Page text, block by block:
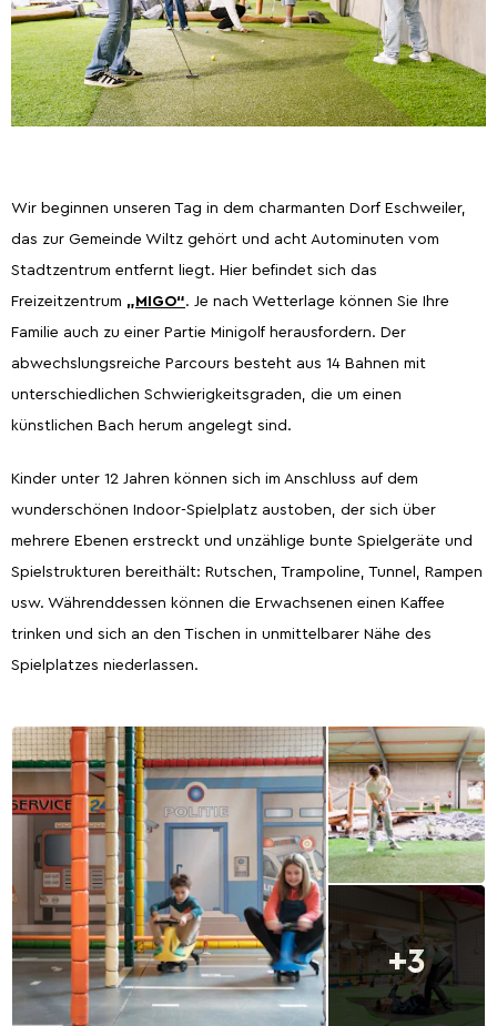
Wir beginnen unseren Tag in dem charmanten Dorf Eschweiler,
das zur Gemeinde Wiltz gehört und acht Autominuten vom
Stadtzentrum entfernt liegt. Hier befindet sich das
Freizeitzentrum „MIGO“. Je nach Wetterlage können Sie Ihre
Familie auch zu einer Partie Minigolf herausfordern. Der
abwechslungsreiche Parcours besteht aus 14 Bahnen mit
unterschiedlichen Schwierigkeitsgraden, die um einen
künstlichen Bach herum angelegt sind.
Kinder unter 12 Jahren können sich im Anschluss auf dem
wunderschönen Indoor-Spielplatz austoben, der sich über
mehrere Ebenen erstreckt und unzählige bunte Spielgeräte und
Spielstrukturen bereithält: Rutschen, Trampoline, Tunnel, Rampen
usw. Währenddessen können die Erwachsenen einen Kaffee
trinken und sich an den Tischen in unmittelbarer Nähe des
Spielplatzes niederlassen.
+3